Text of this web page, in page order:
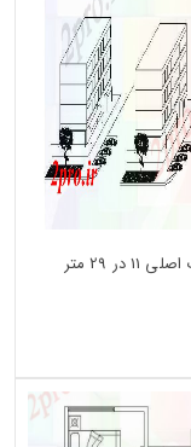
دانلود نقشه اتاق خواب مستر دار طرحی اتاق خواب اصلی 11 در 29 متر